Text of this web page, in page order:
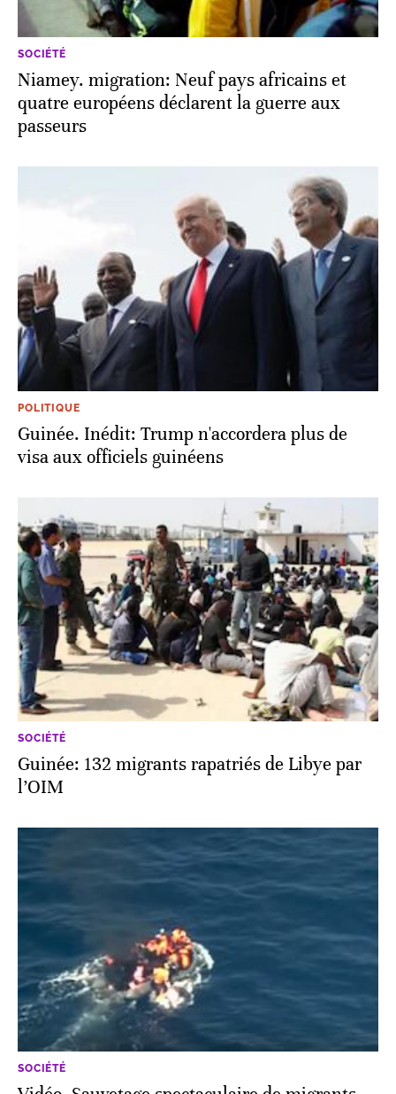
SOCIÉTÉ
Niamey. migration: Neuf pays africains et
quatre européens déclarent la guerre aux
passeurs
POLITIQUE
Guinée. Inédit: Trump n'accordera plus de
visa aux officiels guinéens
SOCIÉTÉ
Guinée: 132 migrants rapatriés de Libye par
l’OIM
SOCIÉTÉ